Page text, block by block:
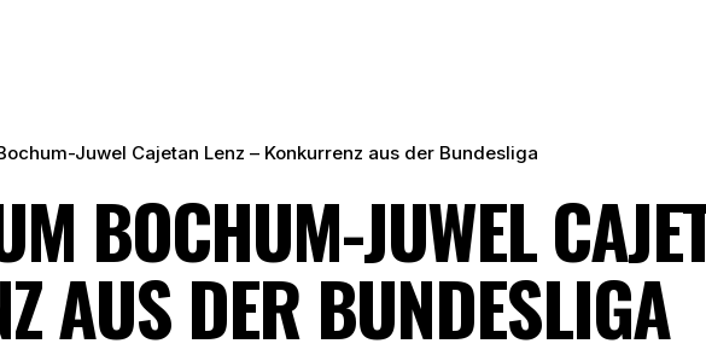
Juwel Cajetan Lenz – Konkurrenz aus der Bundesliga
BOCHUM-JUWEL
AUS DER BUNDESLIGA